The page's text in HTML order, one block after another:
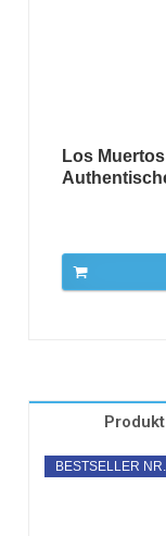
Los Muertos
Produkt
BESTSELLER